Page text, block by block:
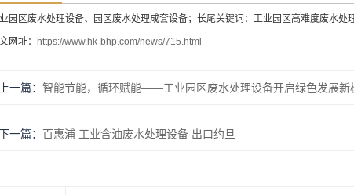
园区废水处理设备、园区废水处理成套设备；长尾关键词：工业园区高难度废水
网址： https://www.hk-bhp.com/news/715.html
上一篇： 智能节能，循环赋能——工业园区废水处理设备开启绿色发展新
一篇： 百惠浦 工业含油废水处理设备 出口约旦